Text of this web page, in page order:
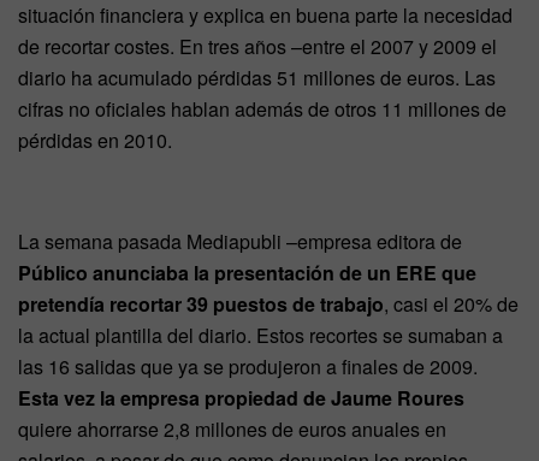
situación financiera y explica en buena parte la necesidad
de recortar costes. En tres años –entre el 2007 y 2009 el
diario ha acumulado pérdidas 51 millones de euros. Las
cifras no oficiales hablan además de otros 11 millones de
pérdidas en 2010.
La semana pasada Mediapubli –empresa editora de
Público anunciaba la presentación de un ERE que
pretendía recortar 39 puestos de trabajo, casi el 20% de
la actual plantilla del diario. Estos recortes se sumaban a
las 16 salidas que ya se produjeron a finales de 2009.
Esta vez la empresa propiedad de Jaume Roures
quiere ahorrarse 2,8 millones de euros anuales en